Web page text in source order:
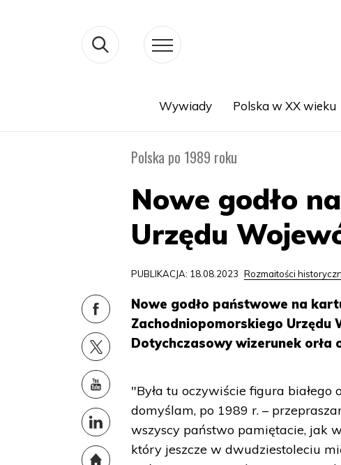
Wywiady Polska w XX wieku
Polska po 1989 roku
Nowe godło
Urzędu
PUBLIKACJA: 18.08.2023 Rozmaitości
Nowe godło państwowe na
Zachodniopomorskiego Urzędu
Dotychczasowy wizerunek orła
"Była tu oczywiście figura białego
domyślam, po 1989 r. –
wszyscy państwo pamiętacie, jak
który jeszcze w dwudziestoleciu